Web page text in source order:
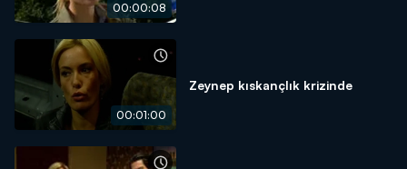
00:00:08
00:01:00
Zeynep kıskançlık krizinde